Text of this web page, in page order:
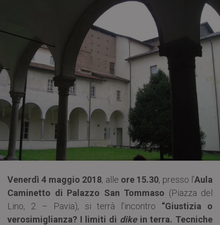
Venerdì 4 maggio 2018, alle ore 15.30, presso l’Aula
Caminetto di Palazzo San Tommaso (Piazza del
Lino, 2 – Pavia), si terrà l’incontro “Giustizia o
verosimiglianza? I limiti di dikein terra. Tecniche